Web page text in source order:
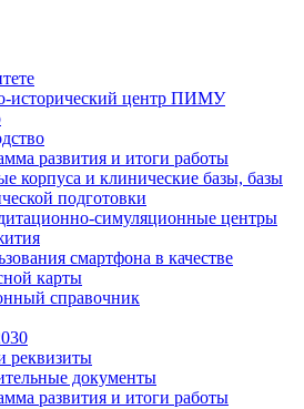
исторический центр ПИМУ
развития и итоги работы
корпуса и клинические базы, базы
подготовки
симуляционные центры
смартфона в качестве
карты
справочник
реквизиты
документы
развития и итоги работы